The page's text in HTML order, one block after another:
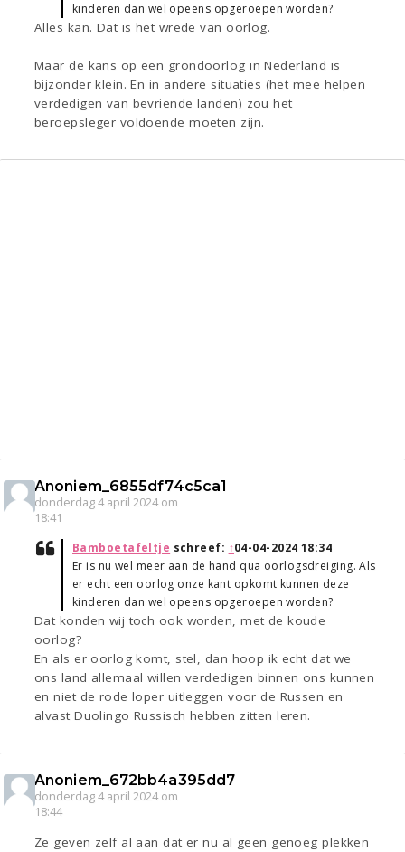
kinderen dan wel opeens opgeroepen worden?
Alles kan. Dat is het wrede van oorlog.
Maar de kans op een grondoorlog in Nederland is
bijzonder klein. En in andere situaties (het mee helpen
verdedigen van bevriende landen) zou het
beroepsleger voldoende moeten zijn.
Anoniem_6855df74c5ca1
donderdag 4 april 2024 om
18:41
Bamboetafeltje schreef: ↑04-04-2024 18:34
Er is nu wel meer aan de hand qua oorlogsdreiging. Als
er echt een oorlog onze kant opkomt kunnen deze
kinderen dan wel opeens opgeroepen worden?
Dat konden wij toch ook worden, met de koude
oorlog?
En als er oorlog komt, stel, dan hoop ik echt dat we
ons land allemaal willen verdedigen binnen ons kunnen
en niet de rode loper uitleggen voor de Russen en
alvast Duolingo Russisch hebben zitten leren.
Anoniem_672bb4a395dd7
donderdag 4 april 2024 om
18:44
Ze geven zelf al aan dat er nu al geen genoeg plekken